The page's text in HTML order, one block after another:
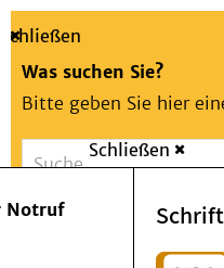
Suche
Schließen
Was suchen Sie?
Bitte geben Sie hier
Suchen
Notfall
Schließen
Notruf
Menü